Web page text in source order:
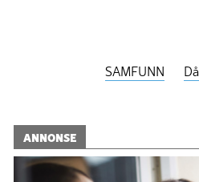
SAMFUNN
ANNONSE